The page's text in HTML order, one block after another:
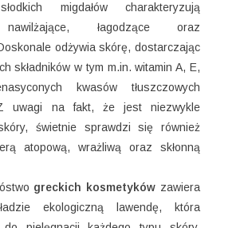
migdałów charakteryzują
nawilżające, łagodzące oraz
odżywia skórę, dostarczając
składników w tym m.in. witamin A, E,
kwasów tłuszczowych
uwagi na fakt, że jest niezwykle
świetnie sprawdzi się również
atopową, wrażliwą oraz skłonną
greckich kosmetyków zawiera
ekologiczną lawendę, która